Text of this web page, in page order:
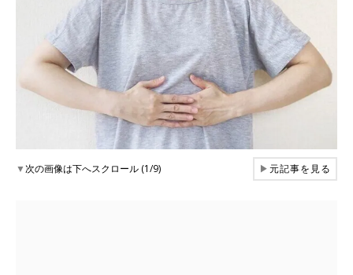
▼次の画像は下へスクロール (1/9) ▶元記事を見る